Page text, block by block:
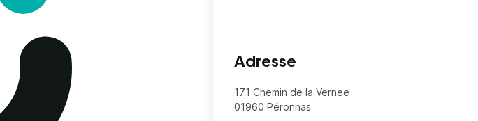
Adresse
171 Chemin de la Vernee
01960 Péronnas